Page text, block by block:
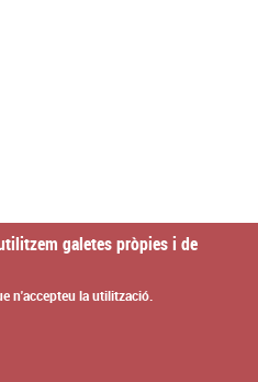
galetes pròpies i de
n'accepteu la utilització.